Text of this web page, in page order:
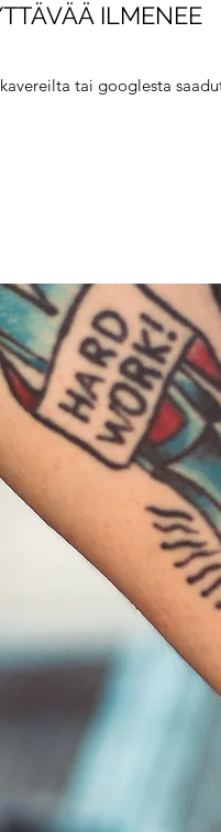
ILMENEE
tai googlesta